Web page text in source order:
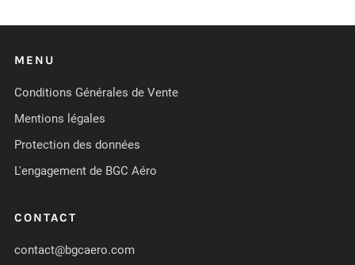
MENU
Conditions Générales de Vente
Mentions légales
Protection des données
L'engagement de BGC Aéro
CONTACT
contact@bgcaero.com